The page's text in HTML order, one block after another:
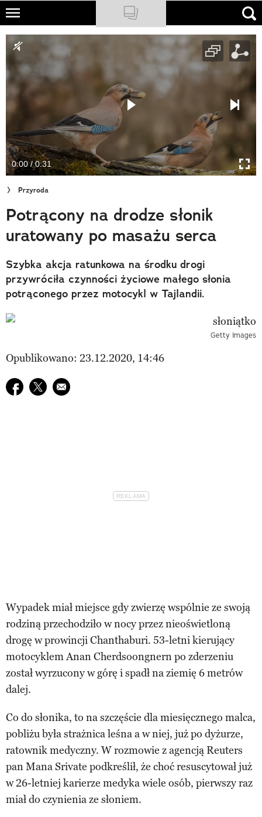
Skip
main
content
NATIONAL GEOGRAPHIC
TRAVELER
PODCASTY
Sklep
Newsletter
Cuda Polski
Wielki Konkurs Fotograficzny
Trendbook Podróżniczy
Polecane
0:00 / 0:31
Przyroda
Potrącony na drodze słonik
uratowany po masażu serca
Szybka akcja ratunkowa na środku drogi
przywróciła czynności życiowe małego słonia
potrąconego przez motocykl w Tajlandii.
Getty Images
Opublikowano: 23.12.2020, 14:46
Udostępnij na facebook
Udostępnij na twitter
E-mail do przyjaciela
Wypadek miał miejsce gdy zwierzę wspólnie ze swoją
rodziną przechodziło w nocy przez nieoświetloną
drogę w prowincji Chanthaburi. 53-letni kierujący
motocyklem Anan Cherdsoongnern po zderzeniu
został wyrzucony w górę i spadł na ziemię 6 metrów
dalej.
Co do słonika, to na szczęście dla miesięcznego malca,
pobliżu była strażnica leśna a w niej, już po dyżurze,
ratownik medyczny. W rozmowie z agencją Reuters
pan Mana Srivate podkreślił, że choć resuscytował już
w 26-letniej karierze medyka wiele osób, pierwszy raz
miał do czynienia ze słoniem.